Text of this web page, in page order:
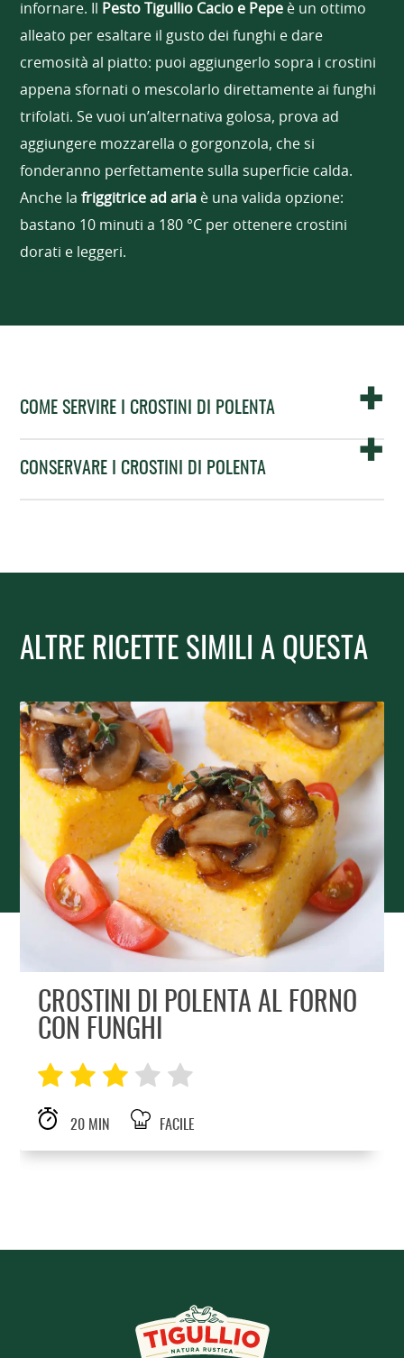
infornare. Il
Pesto Tigullio Cacio e Pepe è un ottimo
alleato per esaltare il gusto dei funghi e dare
cremosità al piatto: puoi aggiungerlo sopra i crostini
appena sfornati o mescolarlo direttamente ai funghi
trifolati. Se vuoi un’alternativa golosa, prova ad
aggiungere mozzarella o gorgonzola, che si
fonderanno perfettamente sulla superficie calda.
Anche lafriggitrice ad aria è una valida opzione:
bastano 10 minuti a 180 °C per ottenere crostini
dorati e leggeri.
COME SERVIRE I CROSTINI DI POLENTA
CONSERVARE I CROSTINI DI POLENTA
ALTRE RICETTE SIMILI A QUESTA
CROSTINI DI POLENTA AL FORNO
CON FUNGHI
20 MIN FACILE